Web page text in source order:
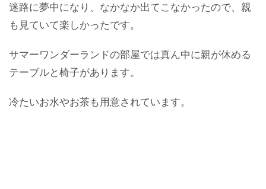
迷路に夢中になり、なかなか出てこなかったので、親
も見ていて楽しかったです。
サマーワンダーランドの部屋では真ん中に親が休める
テーブルと椅子があります。
冷たいお水やお茶も用意されています。